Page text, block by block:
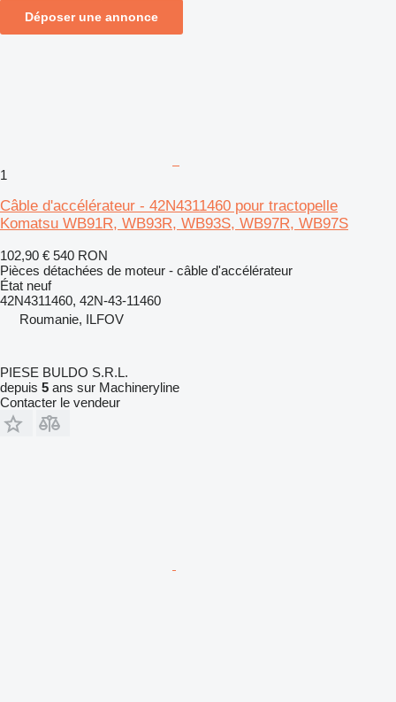
Déposer une annonce
1
Câble d'accélérateur - 42N4311460 pour tractopelle
Komatsu WB91R, WB93R, WB93S, WB97R, WB97S
102,90 € 540 RON
Pièces détachées de moteur - câble d'accélérateur
État neuf
42N4311460, 42N-43-11460
Roumanie, ILFOV
PIESE BULDO S.R.L.
depuis 5 ans sur Machineryline
Contacter le vendeur